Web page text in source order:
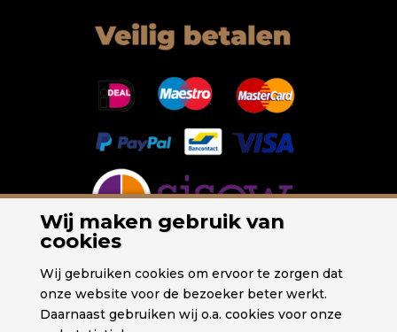
Wij maken gebruik van
cookies
Wij gebruiken cookies om ervoor te zorgen dat
onze website voor de bezoeker beter werkt.
Daarnaast gebruiken wij o.a. cookies voor onze